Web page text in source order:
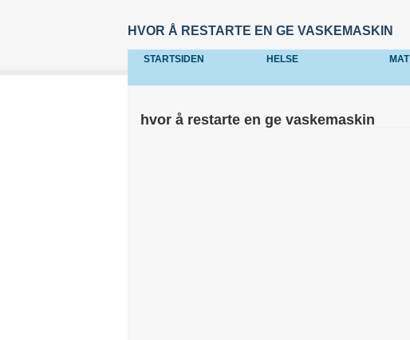
HVOR Å RESTARTE EN GE VASKEMASKIN
STARTSIDEN HELSE MAT
hvor å restarte en ge vaskemaskin